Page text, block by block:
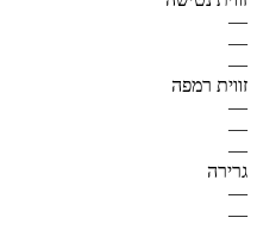
—
—
—
זווית רמפה
—
—
—
גרירה
—
—